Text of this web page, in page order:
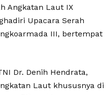
Angkatan Laut IX
Upacara Serah
III, bertempat
Dr. Denih Hendrata,
Laut khususnya di